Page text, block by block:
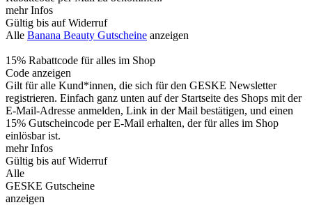
mehr Infos
Gültig bis auf Widerruf
Alle Banana Beauty Gutscheine anzeigen
15% Rabattcode für alles im Shop
Code anzeigen
Gilt für alle Kund*innen, die sich für den GESKE Newsletter
registrieren. Einfach ganz unten auf der Startseite des Shops mit der
E-Mail-Adresse anmelden, Link in der Mail bestätigen, und einen
15% Gutscheincode per E-Mail erhalten, der für alles im Shop
einlösbar ist.
mehr Infos
Gültig bis auf Widerruf
Alle
GESKE Gutscheine
anzeigen